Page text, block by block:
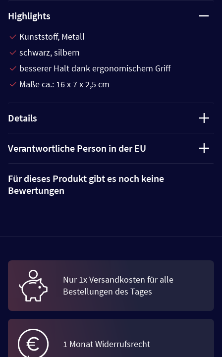
Highlights
Kunststoff, Metall
schwarz, silbern
besserer Halt dank ergonomischem Griff
Maße ca.: 16 x 7 x 2,5 cm
Details
Verantwortliche Person in der EU
Für dieses Produkt gibt es noch keine
Bewertungen
Nur 1x Versandkosten für alle
Bestellungen des Tages
1 Monat Widerrufsrecht